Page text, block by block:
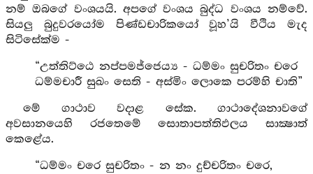
නම් ඔබගේ වංශයයි. අපගේ වංශය බුද්ධ වංශය නම්වේ.
සියලු බුදුවරයෝම පිණ්ඩචාරිකයෝ වූහ’යි වීථිය මැද
සිටිසේක්ම -
“උත්තිට්ඨෙ නප්පමජ්ජෙය්‍ය - ධම්මං සුචරිතං චරෙ
ධම්මචාරී සුඛං සෙති - අස්මිං ලොකෙ පරම්හි චාති”
මේ ගාථාව වදාළ සේක. ගාථාදේශනාවගේ
අවසානයෙහි රජතෙමේ සොතාපත්තිඵලය සාක්‍ෂාත්
කෙළේය.
“ධම්මං චරෙ සුචරිතං - න නං දුච්චරිතං චරෙ,